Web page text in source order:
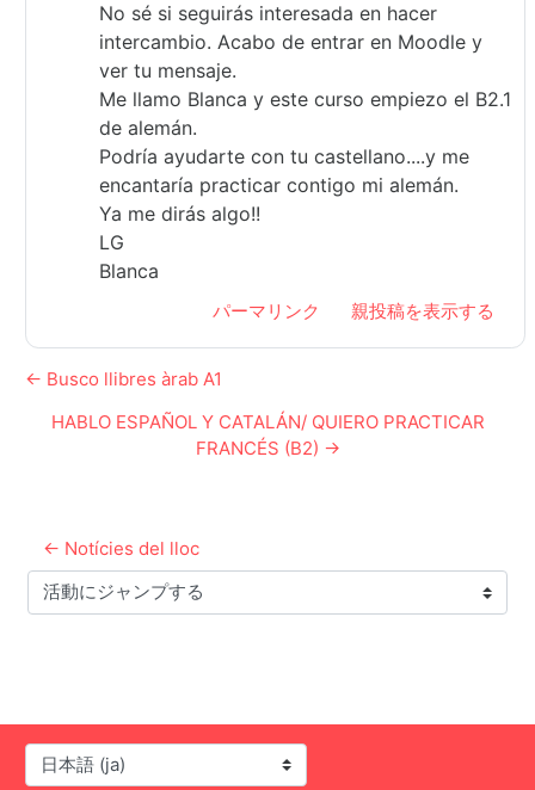
No sé si seguirás interesada en hacer
intercambio. Acabo de entrar en Moodle y
ver tu mensaje.
Me llamo Blanca y este curso empiezo el B2.1
de alemán.
Podría ayudarte con tu castellano....y me
encantaría practicar contigo mi alemán.
Ya me dirás algo!!
LG
Blanca
パーマリンク 親投稿を表示する
← Busco llibres àrab A1
HABLO ESPAÑOL Y CATALÁN/ QUIERO PRACTICAR
FRANCÉS (B2) →
← Notícies del lloc
活動にジャンプする
言語設定